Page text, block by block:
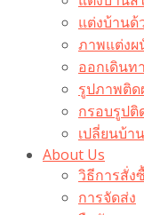
แต่งบ้านด้
ภาพแต่งผ
ออกเดินท
รูปภาพติ
กรอบรูปติ
เปลี่ยนบ้
About Us
วิธีการสั่ง
การจัดส่ง